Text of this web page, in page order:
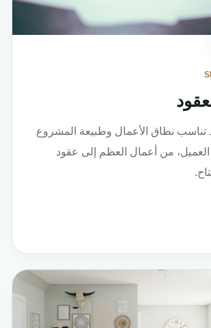
تناسب نطاق الأعمال وطبيعة المشروع
من أعمال العظم إلى عقود